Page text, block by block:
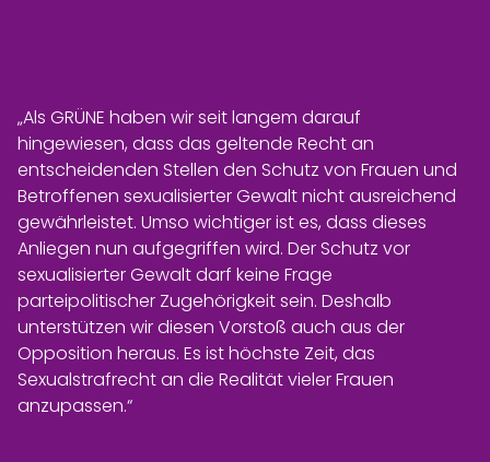
„Als GRÜNE haben wir seit langem darauf
hingewiesen, dass das geltende Recht an
entscheidenden Stellen den Schutz von Frauen und
Betroffenen sexualisierter Gewalt nicht ausreichend
gewährleistet. Umso wichtiger ist es, dass dieses
Anliegen nun aufgegriffen wird. Der Schutz vor
sexualisierter Gewalt darf keine Frage
parteipolitischer Zugehörigkeit sein. Deshalb
unterstützen wir diesen Vorstoß auch aus der
Opposition heraus. Es ist höchste Zeit, das
Sexualstrafrecht an die Realität vieler Frauen
anzupassen.“